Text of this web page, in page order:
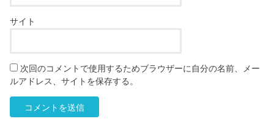
サイト
次回のコメントで使用するためブラウザーに自分の名前、メー
ルアドレス、サイトを保存する。